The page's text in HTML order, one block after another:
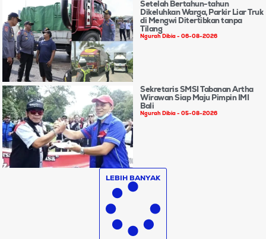
Setelah Bertahun-tahun
Dikeluhkan Warga, Parkir Liar Truk
di Mengwi Ditertibkan tanpa
Tilang
Ngurah Dibia 06-08-2026
Sekretaris SMSI Tabanan Artha
Wirawan Siap Maju Pimpin IMI
Bali
Ngurah Dibia 05-08-2026
LEBIH BANYAK